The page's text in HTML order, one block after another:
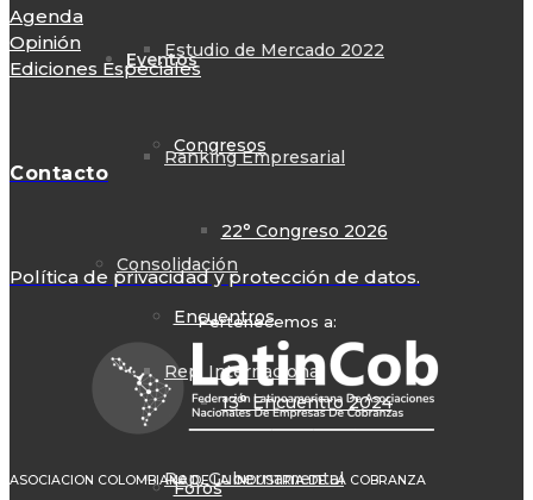
Eventos
Congresos
22° Congreso 2026
Encuentros
13° Encuentro 2024
Foros
Estudio de Mercado 2022
Ranking Empresarial
Consolidación
Rep. Internacional
Rep. Gubernamental
Agenda
Opinión
Ediciones Especiales
Contacto
Política de privacidad y protección de datos.
Pertenecemos a:
ASOCIACION COLOMBIANA DE LA INDUSTRIA DE LA COBRANZA